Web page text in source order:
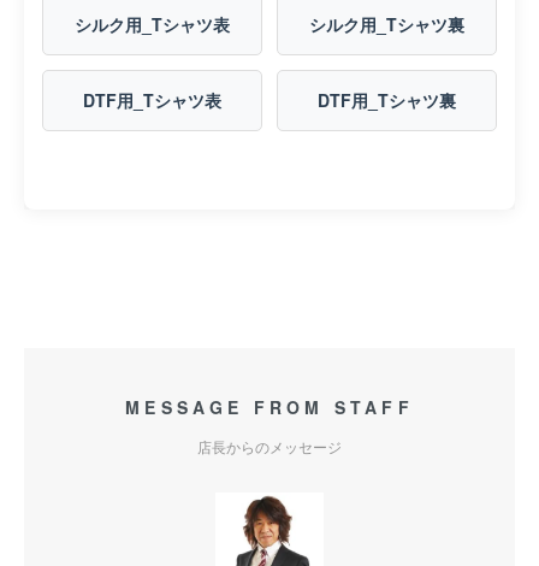
シルク用_Tシャツ表 シルク用_Tシャツ裏
DTF用_Tシャツ表 DTF用_Tシャツ裏
MESSAGE FROM STAFF
店長からのメッセージ